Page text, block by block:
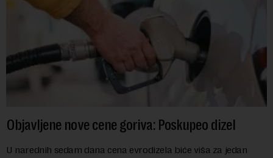
Objavljene nove cene goriva: Poskupeo dizel
U narednih sedam dana cena evrodizela biće viša za jedan